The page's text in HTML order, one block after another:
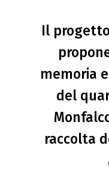
Il
memoria
del
raccolta